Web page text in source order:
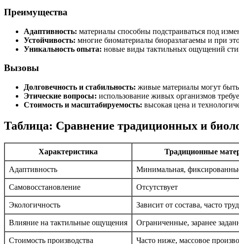
Преимущества
Адаптивность: материалы способны подстраиваться под
Устойчивость: многие биоматериалы биоразлагаемы и при
Уникальность опыта: новые виды тактильных ощущений
Вызовы
Долговечность и стабильность: живые материалы могут
Этические вопросы: использование живых организмов
Стоимость и масштабируемость: высокая цена и
Таблица: Сравнение традиционных и
Характеристика Традиционные
Адаптивность Минимальная,
Самовосстановление Отсутствует
Экологичность Зависит от состава, часто
Влияние на тактильные ощущения Ограниченные, заранее
Стоимость производства Часто ниже, массовое